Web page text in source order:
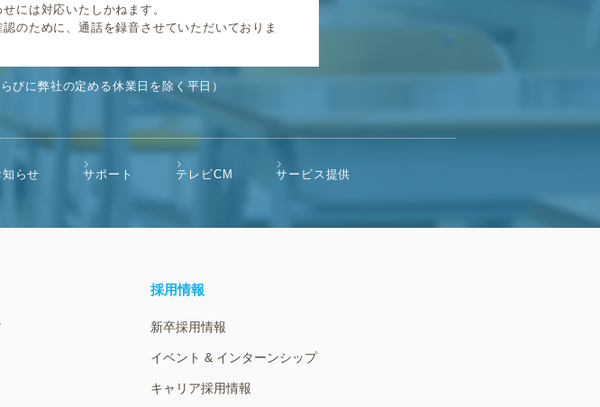
には対応いたしかねます。
のために、通話を録音させていただいておりま
びに弊社の定める休業日を除く平日）
知らせ サポート テレビCM サービス提供
採用情報
新卒採用情報
イベント & インターンシップ
キャリア採用情報